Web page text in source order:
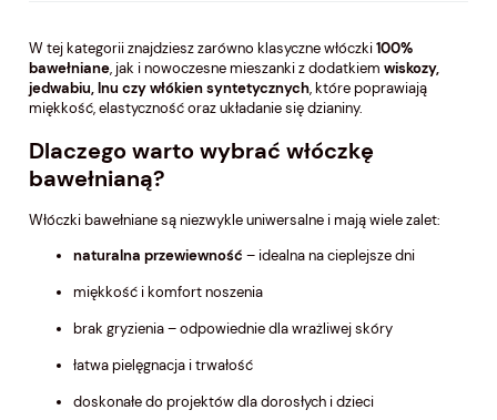
W tej kategorii znajdziesz zarówno klasyczne włóczki100%
bawełniane, jak i nowoczesne mieszanki z dodatkiem wiskozy,
jedwabiu, lnu czy włókien syntetycznych, które poprawiają
miękkość, elastyczność oraz układanie się dzianiny.
Dlaczego warto wybrać włóczkę
bawełnianą?
Włóczki bawełniane są niezwykle uniwersalne i mają wiele zalet:
naturalna przewiewność – idealna na cieplejsze dni
miękkość i komfort noszenia
brak gryzienia – odpowiednie dla wrażliwej skóry
łatwa pielęgnacja i trwałość
doskonałe do projektów dla dorosłych i dzieci